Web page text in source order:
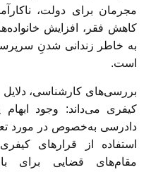
مجرمان برای دولت،
کاهش فقر، افزایش
به خاطر زندانی شدنِ
است.
بررسی‌های کارشناسی،
کیفری می‌داند: وجود
دادرسی به‌خصوص در مورد
استفاده از قرارهای
مقام‌های قضایی برای